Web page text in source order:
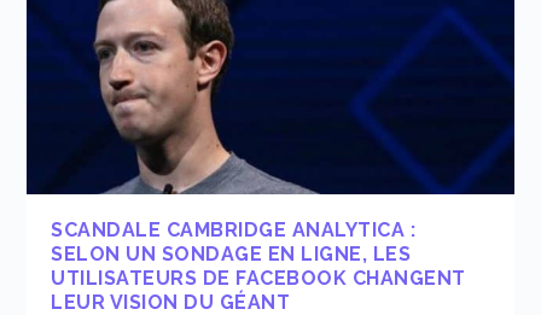
SCANDALE CAMBRIDGE ANALYTICA :
SELON UN SONDAGE EN LIGNE, LES
UTILISATEURS DE FACEBOOK CHANGENT
LEUR VISION DU GÉANT